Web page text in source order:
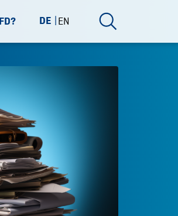
DE EN